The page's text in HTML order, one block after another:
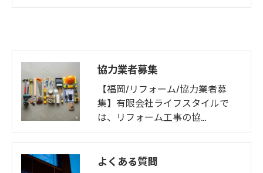
協力業者募集
【福岡/リフォーム/協力業者募
集】有限会社ライフスタイルで
は、リフォーム工事の協…
よくある質問